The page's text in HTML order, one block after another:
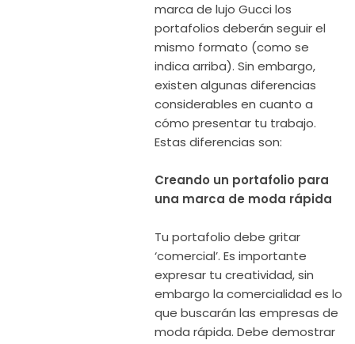
marca de lujo Gucci los
portafolios deberán seguir el
mismo formato (como se
indica arriba). Sin embargo,
existen algunas diferencias
considerables en cuanto a
cómo presentar tu trabajo.
Estas diferencias son:
Creando un portafolio para
una marca de moda rápida
Tu portafolio debe gritar
‘comercial’. Es importante
expresar tu creatividad, sin
embargo la comercialidad es lo
que buscarán las empresas de
moda rápida. Debe demostrar